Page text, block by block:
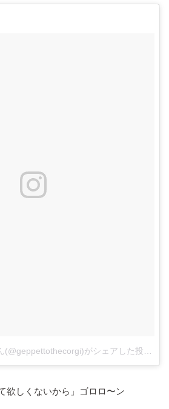
(@geppettothecorgi)がシェアした投稿
欲しくないから」ゴロロ〜ン